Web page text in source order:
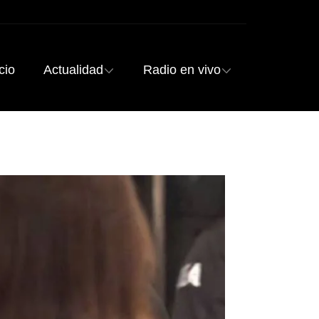
Actualidad Radio en vivo